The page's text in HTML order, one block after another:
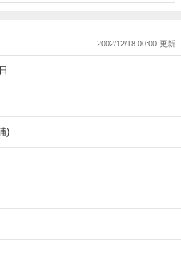
2002/12/18 00:00
)